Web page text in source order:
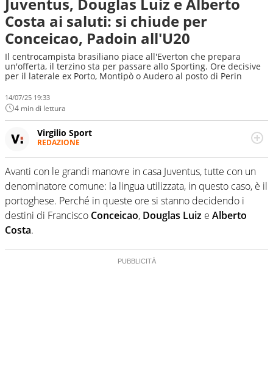
Costa ai saluti: si chiude per
Conceicao, Padoin all'U20
Il centrocampista brasiliano piace all'Everton che prepara
un'offerta, il terzino sta per passare allo Sporting. Ore decisive
per il laterale ex Porto, Montipò o Audero al posto di Perin
14/07/25 19:33
4 min di lettura
Virgilio Sport
REDAZIONE
appassionato su tutto il mondo dello sport. Calcio,
calciomercato, F1, Motomondiale ma anche tennis,
volley, basket: su Virgilio Sport i tifosi e gli appassionati
sanno che troveranno sempre copertura completa e
zero faziosità. La squadra di Virgilio Sport è formata da
giornalisti ed esperti di sport abili sia nel gioco di
creano contenuti 100% originali ed esclusivi.
Avanti con le grandi manovre in casa Juventus, tutte con un
denominatore comune: la lingua utilizzata, in questo caso, è il
portoghese. Perché in queste ore si stanno decidendo i
destini di Francisco Conceicao, Douglas Luiz e Alberto
Costa.